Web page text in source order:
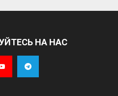
НА НАС